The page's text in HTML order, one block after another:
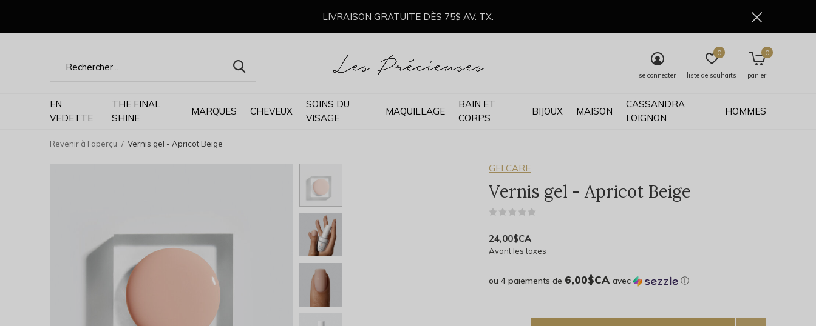
EN
VEDETTE
THE FINAL
SHINE
MARQUES CHEVEUX
SOINS DU
VISAGE
MAQUILLAGE
BAIN ET
CORPS
BIJOUX MAISON
CASSANDRA
LOIGNON
HOMMES
se connecter liste de souhaits
0
panier
0
LIVRAISON GRATUITE DÈS 75$ AV. TX.
Revenir à l'aperçu Vernis gel - Apricot Beige
GELCARE
Vernis gel - Apricot Beige
24,00$CA
Avant les taxes
ou 4 paiements de 6,00$CA avec ⓘ